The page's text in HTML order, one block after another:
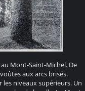
Mont-Saint-Michel. De
aux arcs brisés.
niveaux supérieurs. Un